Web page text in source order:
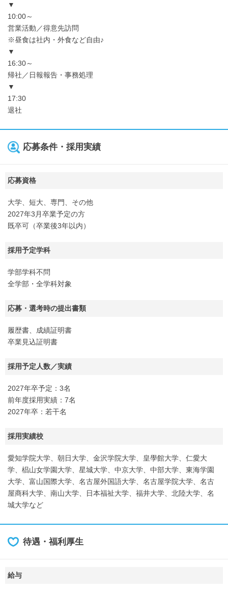
▼
10:00～
営業活動／得意先訪問
※昼食は社内・外食など自由♪
▼
16:30～
帰社／日報報告・事務処理
▼
17:30
退社
応募条件・採用実績
応募資格
大学、短大、専門、その他
2027年3月卒業予定の方
既卒可（卒業後3年以内）
採用予定学科
学部学科不問
全学部・全学科対象
応募・選考時の提出書類
履歴書、成績証明書
卒業見込証明書
採用予定人数／実績
2027年卒予定：3名
前年度採用実績：7名
2027年卒：若干名
採用実績校
愛知学院大学、朝日大学、金沢学院大学、皇學館大学、仁愛大
学、椙山女学園大学、星城大学、中京大学、中部大学、東海学園
大学、富山国際大学、名古屋外国語大学、名古屋学院大学、名古
屋商科大学、南山大学、日本福祉大学、福井大学、北陸大学、名
城大学など
待遇・福利厚生
給与